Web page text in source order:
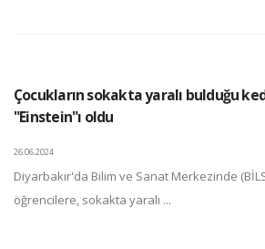
Çocukların sokakta yaralı bulduğu
"Einstein"ı oldu
26.06.2024
Diyarbakır'da Bilim ve Sanat Merkezinde
öğrencilere, sokakta yaralı ...